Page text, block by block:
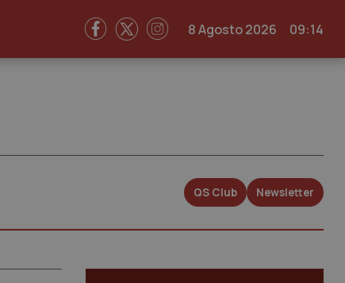
8 Agosto 2026 09:14
QS Club Newsletter